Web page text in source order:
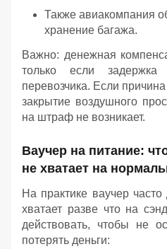
Также авиакомпания
хранение багажа.
Важно: денежная
только если
перевозчика. Если
закрытие воздушного
на штраф не возникает.
Ваучер на питание:
не хватает на
На практике ваучер
хватает разве что на
действовать, чтобы не
потерять деньги: